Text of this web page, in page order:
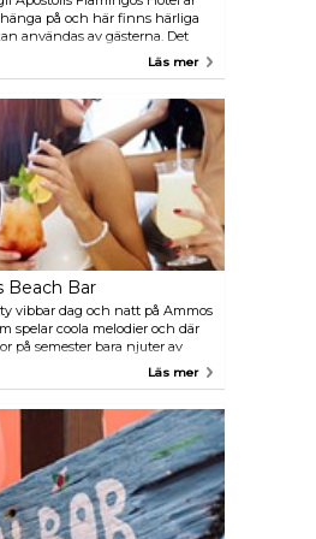
på och här finns härliga
användas av gästerna. Det
restaurang på plats, så baren blir
Läs mer
Beach Bar
vibbar dag och natt på Ammos
spelar coola melodier och där
på semester bara njuter av
i handen. På kvällen
till en livlig dansklubb, där fester
Läs mer